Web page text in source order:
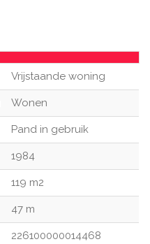
Vrijstaande woning
Wonen
Pand in gebruik
1984
119 m2
47 m
226100000014468